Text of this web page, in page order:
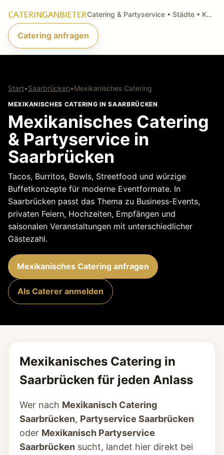
Catering & Partyservice • Städte • Küchenarten • Anfragen
Catering anfragen
Start•Saarbrücken•Mexikanisches Catering
MEXIKANISCHES CATERING IN SAARBRÜCKEN
Mexikanisches Catering
& Partyservice in
Saarbrücken
Tacos, Burritos, Bowls, Streetfood und würzige
Buffetkonzepte für moderne Eventformate. In
Saarbrücken passt das Thema zu Business-Events,
privaten Feiern, Hochzeiten, Empfängen und
saisonalen Veranstaltungen mit unterschiedlicher
Gästezahl.
Mexikanisches Catering anfragen
Als Caterer anmelden
Mexikanisches Catering in
Saarbrücken für jeden Anlass
Wer nach Mexikanisch Catering
Saarbrücken, Partyservice Saarbrücken
oder Mexikanisch Partyservice
Saarbrücken sucht, landet hier direkt bei